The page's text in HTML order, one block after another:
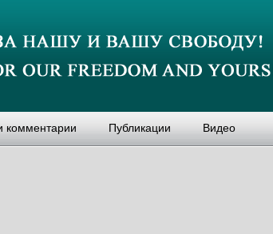
комментарии Публикации Видео